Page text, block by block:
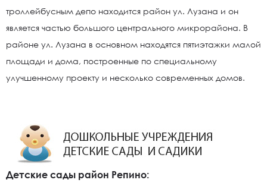
троллейбусным депо находится район ул. Лузана и он
является частью большого центрального микрорайона. В
районе ул. Лузана в основном находятся пятиэтажки малой
площади и дома, построенные по специальному
улучшенному проекту и несколько современных домов.
Детские сады район Репино: